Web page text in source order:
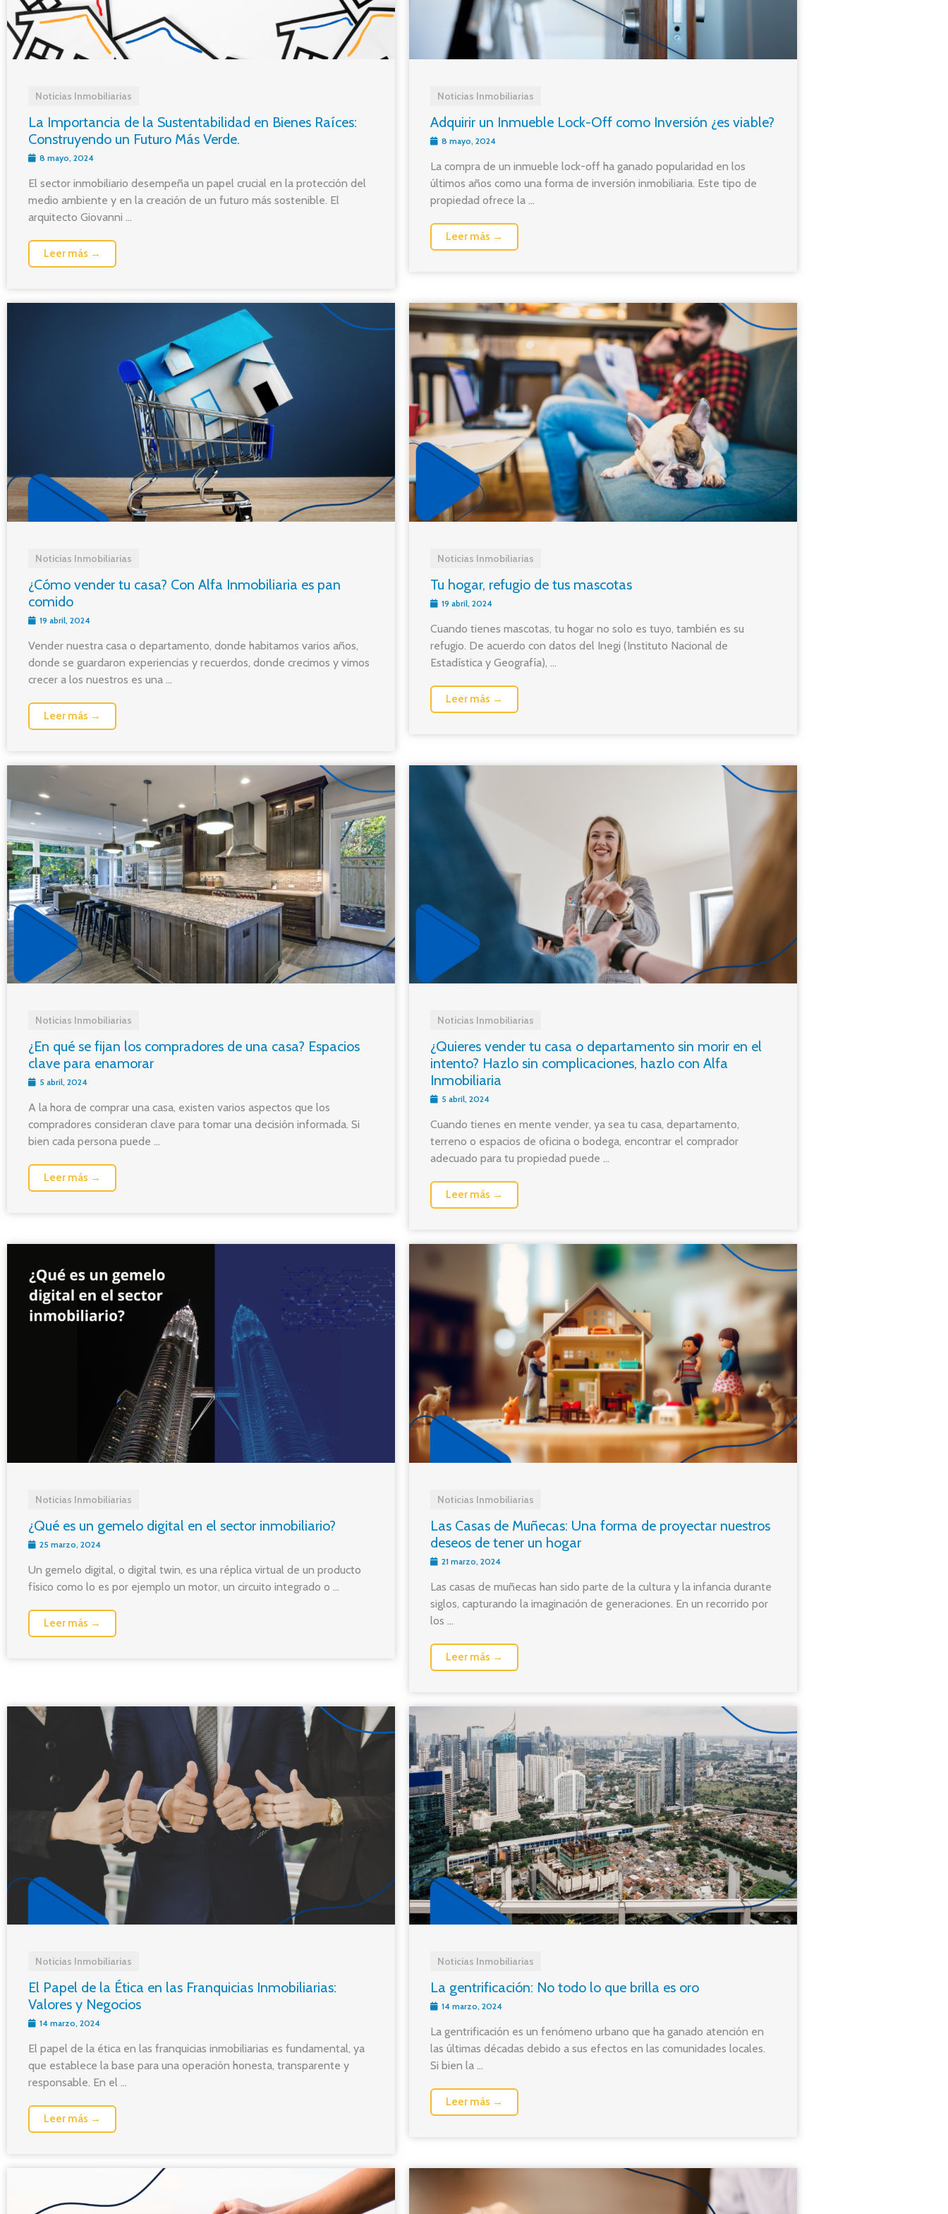
Noticias Inmobiliarias
La Importancia de la Sustentabilidad en Bienes Raíces:
Construyendo un Futuro Más Verde.
8 mayo, 2024
El sector inmobiliario desempeña un papel crucial en la protección del
medio ambiente y en la creación de un futuro más sostenible. El
arquitecto Giovanni ...
Leer más →
Noticias Inmobiliarias
Adquirir un Inmueble Lock-Off como Inversión ¿es viable?
8 mayo, 2024
La compra de un inmueble lock-off ha ganado popularidad en los
últimos años como una forma de inversión inmobiliaria. Este tipo de
propiedad ofrece la ...
Leer más →
Noticias Inmobiliarias
¿Cómo vender tu casa? Con Alfa Inmobiliaria es pan
comido
19 abril, 2024
Vender nuestra casa o departamento, donde habitamos varios años,
donde se guardaron experiencias y recuerdos, donde crecimos y vimos
crecer a los nuestros es una ...
Leer más →
Noticias Inmobiliarias
Tu hogar, refugio de tus mascotas
19 abril, 2024
Cuando tienes mascotas, tu hogar no solo es tuyo, también es su
refugio. De acuerdo con datos del Inegi (Instituto Nacional de
Estadística y Geografía), ...
Leer más →
Noticias Inmobiliarias
¿En qué se fijan los compradores de una casa? Espacios
clave para enamorar
5 abril, 2024
A la hora de comprar una casa, existen varios aspectos que los
compradores consideran clave para tomar una decisión informada. Si
bien cada persona puede ...
Leer más →
Noticias Inmobiliarias
¿Quieres vender tu casa o departamento sin morir en el
intento? Hazlo sin complicaciones, hazlo con Alfa
Inmobiliaria
5 abril, 2024
Cuando tienes en mente vender, ya sea tu casa, departamento,
terreno o espacios de oficina o bodega, encontrar el comprador
adecuado para tu propiedad puede ...
Leer más →
Noticias Inmobiliarias
¿Qué es un gemelo digital en el sector inmobiliario?
25 marzo, 2024
Un gemelo digital, o digital twin, es una réplica virtual de un producto
físico como lo es por ejemplo un motor, un circuito integrado o ...
Leer más →
Noticias Inmobiliarias
Las Casas de Muñecas: Una forma de proyectar nuestros
deseos de tener un hogar
21 marzo, 2024
Las casas de muñecas han sido parte de la cultura y la infancia durante
siglos, capturando la imaginación de generaciones. En un recorrido por
los ...
Leer más →
Noticias Inmobiliarias
El Papel de la Ética en las Franquicias Inmobiliarias:
Valores y Negocios
14 marzo, 2024
El papel de la ética en las franquicias inmobiliarias es fundamental, ya
que establece la base para una operación honesta, transparente y
responsable. En el ...
Leer más →
Noticias Inmobiliarias
La gentrificación: No todo lo que brilla es oro
14 marzo, 2024
La gentrificación es un fenómeno urbano que ha ganado atención en
las últimas décadas debido a sus efectos en las comunidades locales.
Si bien la ...
Leer más →